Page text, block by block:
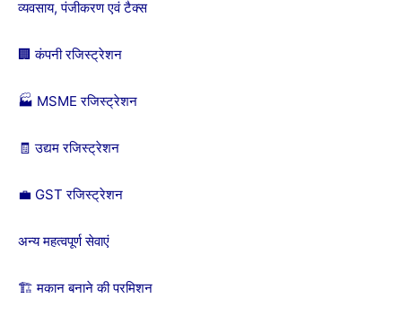
व्यवसाय, पंजीकरण एवं टैक्स
🏢 कंपनी रजिस्ट्रेशन
🏭 MSME रजिस्ट्रेशन
🧾 उद्यम रजिस्ट्रेशन
💼 GST रजिस्ट्रेशन
अन्य महत्वपूर्ण सेवाएं
🏗️ मकान बनाने की परमिशन